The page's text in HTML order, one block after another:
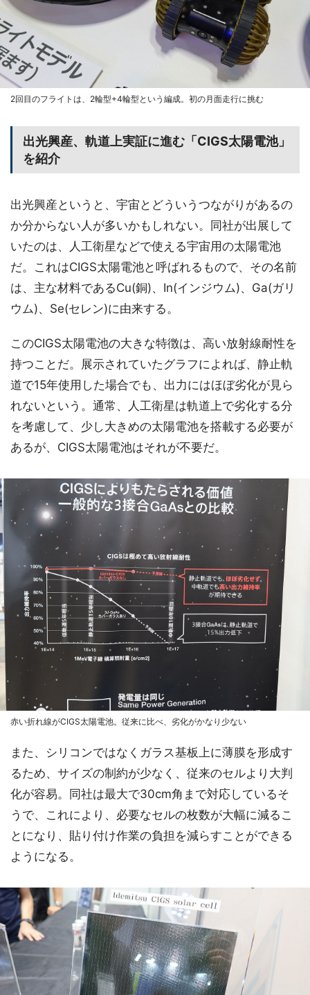
2回目のフライトは、2輪型+4輪型という編成。初の月面走行に挑む
出光興産、軌道上実証に進む「CIGS太陽電池」
を紹介
出光興産というと、宇宙とどういうつながりがあるの
か分からない人が多いかもしれない。同社が出展して
いたのは、人工衛星などで使える宇宙用の太陽電池
だ。これはCIGS太陽電池と呼ばれるもので、その名前
は、主な材料であるCu(銅)、In(インジウム)、Ga(ガリ
ウム)、Se(セレン)に由来する。
このCIGS太陽電池の大きな特徴は、高い放射線耐性を
持つことだ。展示されていたグラフによれば、静止軌
道で15年使用した場合でも、出力にはほぼ劣化が見ら
れないという。通常、人工衛星は軌道上で劣化する分
を考慮して、少し大きめの太陽電池を搭載する必要が
あるが、CIGS太陽電池はそれが不要だ。
赤い折れ線がCIGS太陽電池。従来に比べ、劣化がかなり少ない
また、シリコンではなくガラス基板上に薄膜を形成す
るため、サイズの制約が少なく、従来のセルより大判
化が容易。同社は最大で30cm角まで対応しているそ
うで、これにより、必要なセルの枚数が大幅に減るこ
とになり、貼り付け作業の負担を減らすことができる
ようになる。